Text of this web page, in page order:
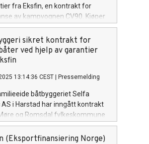
fra Eksfin, en kontrakt for
av kampvognen CV90. Kjøper
av verdens største
BAE Systems.
er Sveriges forsvar, som skal
vogner som er donert til
sikret kontrakt for
ved hjelp av garantier
13:14:36 CEST Pressemelding
båtbyggeriet Selfa
i Harstad har inngått kontrakt
og Romsdal fylkeskommune
av tre fiskebåter som skal
ved opplæring av elever ved
(Eksportfinansiering Norge)